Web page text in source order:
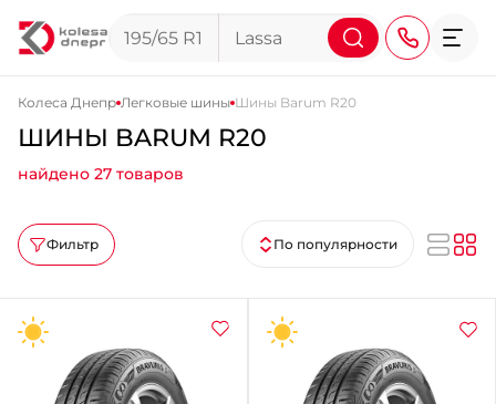
+38 (095) 276-44-44
+38 (067) 911-14-14
- на Щепкина
+38 (098) 911-911-0
- на Тополе
Колеса Днепр Легковые шины Шины Barum R20
ШИНЫ BARUM R20
найдено 27 товаров
Фильтр По популярности